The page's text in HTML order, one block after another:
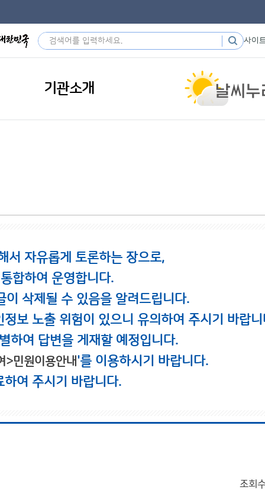
사이
기관소개
서 자유롭게 토론하는 장으로,
합하여 운영합니다.
삭제될 수 있음을 알려드립니다.
보 노출 위험이 있으니 유의하여 주시기 바랍니
하여 답변을 게재할 예정입니다.
>민원이용안내'를 이용하시기 바랍니다.
여 주시기 바랍니다.
조회